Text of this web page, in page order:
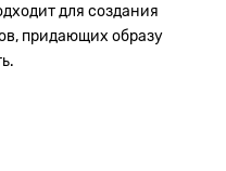
для создания
придающих образу